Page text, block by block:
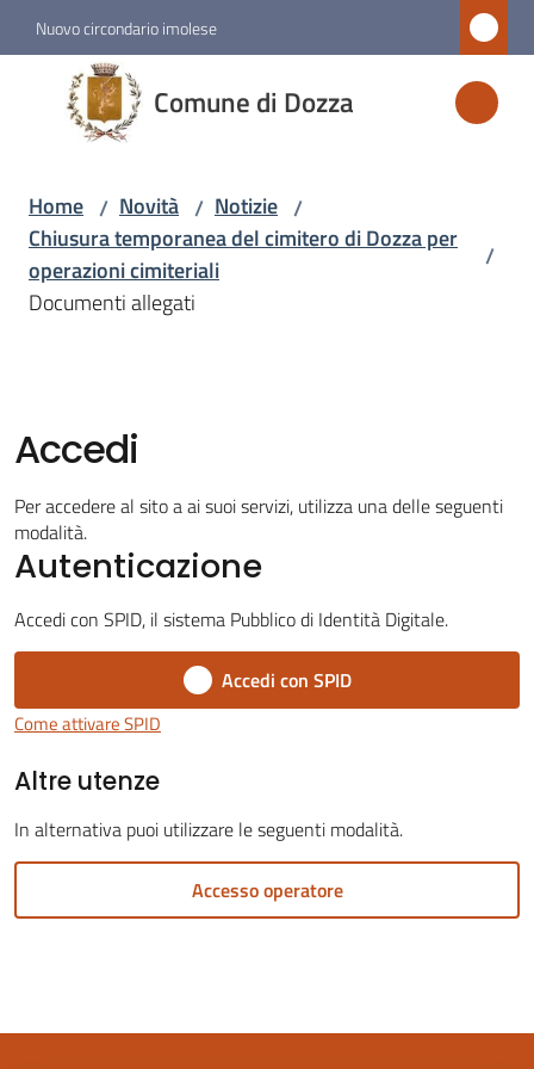
Vai al contenuto
Vai alla navigazione
Vai al footer
Nuovo circondario imolese
Comune di Dozza
Comune
di
Dozza
Amministrazione
Vivere
Dozza
on-
Tutti
Home / Novità / Notizie /
Chiusura temporanea del cimitero di Dozza per
operazioni cimiteriali
/
Documenti allegati
Accedi
Per accedere al sito a ai suoi servizi, utilizza una delle seguenti
modalità.
Autenticazione
Accedi con SPID, il sistema Pubblico di Identità Digitale.
Accedi con SPID
Come attivare SPID
Altre utenze
In alternativa puoi utilizzare le seguenti modalità.
Accesso operatore